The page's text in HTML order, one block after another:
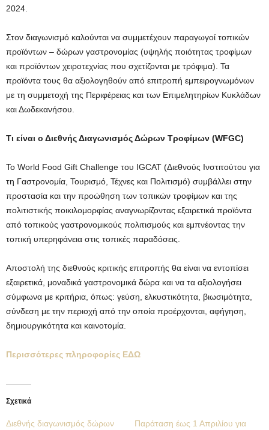
2024.
Στον διαγωνισμό καλούνται να συμμετέχουν παραγωγοί τοπικών
προϊόντων – δώρων γαστρονομίας (υψηλής ποιότητας τροφίμων
και προϊόντων χειροτεχνίας που σχετίζονται με τρόφιμα). Τα
προϊόντα τους θα αξιολογηθούν από επιτροπή εμπειρογνωμόνων
με τη συμμετοχή της Περιφέρειας και των Επιμελητηρίων Κυκλάδων
και Δωδεκανήσου.
Τι είναι ο Διεθνής Διαγωνισμός Δώρων Τροφίμων (WFGC)
Το World Food Gift Challenge του IGCAT (Διεθνούς Ινστιτούτου για
τη Γαστρονομία, Τουρισμό, Τέχνες και Πολιτισμό) συμβάλλει στην
προστασία και την προώθηση των τοπικών τροφίμων και της
πολιτιστικής ποικιλομορφίας αναγνωρίζοντας εξαιρετικά προϊόντα
από τοπικούς γαστρονομικούς πολιτισμούς και εμπνέοντας την
τοπική υπερηφάνεια στις τοπικές παραδόσεις.
Αποστολή της διεθνούς κριτικής επιτροπής θα είναι να εντοπίσει
εξαιρετικά, μοναδικά γαστρονομικά δώρα και να τα αξιολογήσει
σύμφωνα με κριτήρια, όπως: γεύση, ελκυστικότητα, βιωσιμότητα,
σύνδεση με την περιοχή από την οποία προέρχονται, αφήγηση,
δημιουργικότητα και καινοτομία.
Περισσότερες πληροφορίες ΕΔΩ
Σχετικά
Διεθνής διαγωνισμός δώρων
Παράταση έως 1 Απριλίου για